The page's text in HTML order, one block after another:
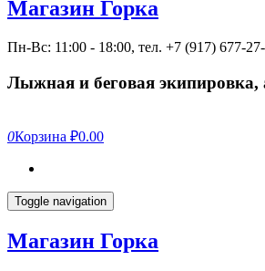
Магазин Горка
Пн-Вс: 11:00 - 18:00, тел. +7 (917) 677-
Лыжная и беговая экипировка,
0Корзина ₽0.00
Toggle navigation
Магазин Горка